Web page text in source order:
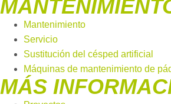
Mantenimiento
Servicio
Sustitución del césped artificial
Máquinas de mantenimiento de
MÁS